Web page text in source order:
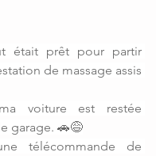
était prêt pour partir
de massage assis
voiture est restée
garage. 🚗😅
télécommande de